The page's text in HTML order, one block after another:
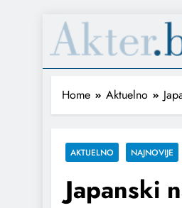
Home Aktuelno
AKTUELNO NAJNOVIJE
Japanski